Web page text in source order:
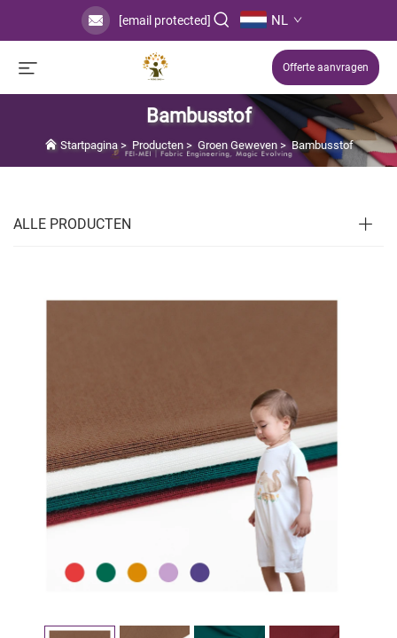
[email protected] NL
Offerte aanvragen
Bambusstof
Startpagina> Producten> Groen Geweven>Bambusstof
ALLE PRODUCTEN